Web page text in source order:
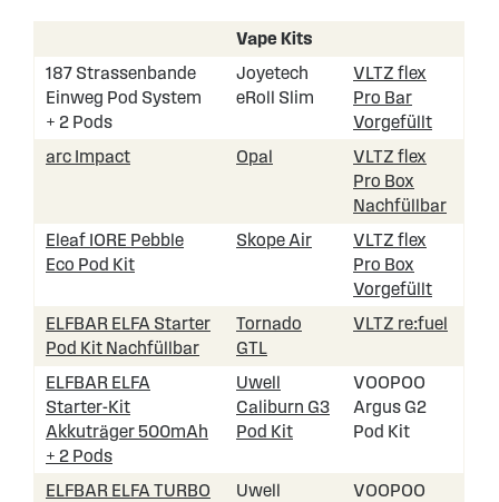
Vape Kits
187 Strassenbande
Einweg Pod System
+ 2 Pods
Joyetech
eRoll Slim
VLTZ flex
Pro Bar
Vorgefüllt
arc Impact
Opal
VLTZ flex
Pro Box
Nachfüllbar
Eleaf IORE Pebble
Eco Pod Kit
Skope Air
VLTZ flex
Pro Box
Vorgefüllt
ELFBAR ELFA Starter
Pod Kit Nachfüllbar
Tornado
GTL
VLTZ re:fuel
ELFBAR ELFA
Starter-Kit
Akkuträger 500mAh
+ 2 Pods
Uwell
Caliburn G3
Pod Kit
VOOPOO
Argus G2
Pod Kit
ELFBAR ELFA TURBO
Uwell
VOOPOO